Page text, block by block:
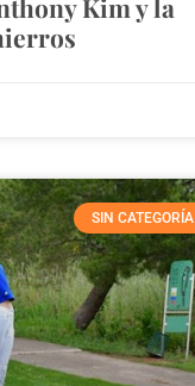
SIN CATEGORÍA